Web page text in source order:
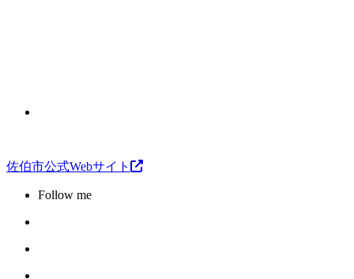
佐伯市公式Webサイト
Follow me